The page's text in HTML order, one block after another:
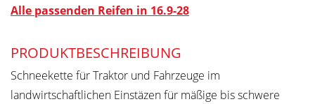
Alle passenden Reifen in 16.9-28
PRODUKTBESCHREIBUNG
Schneekette für Traktor und Fahrzeuge im
landwirtschaftlichen Einstäzen für mäßige bis schwere